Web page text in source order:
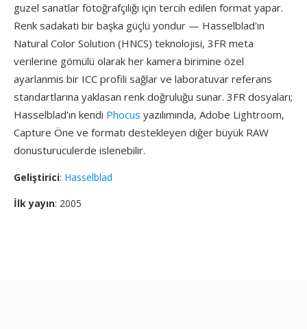
guzel sanatlar fotoğrafçılığı için tercih edilen format yapar.
Renk sadakati bir başka güçlü yondur — Hasselblad'ın
Natural Color Solution (HNCS) teknolojisi, 3FR meta
verilerine gömülü olarak her kamera birimine özel
ayarlanmis bir ICC profili sağlar ve laboratuvar referans
standartlarına yaklasan renk doğruluğu sunar. 3FR dosyaları;
Hasselblad'ın kendi Phocus yazılımında, Adobe Lightroom,
Capture Öne ve formatı destekleyen diğer büyük RAW
donusturuculerde islenebilir.
Geliştirici: Hasselblad
İlk yayın: 2005